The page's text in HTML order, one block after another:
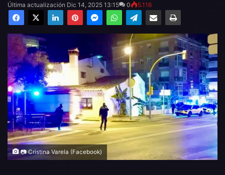
Última actualización Dic 14, 2025 13:15 0 5.116
Facebook
X LinkedInPinterestMessengerWhatsAppTelegramCompartir por email Imprimir
📷 Cristina Varela (Facebook)